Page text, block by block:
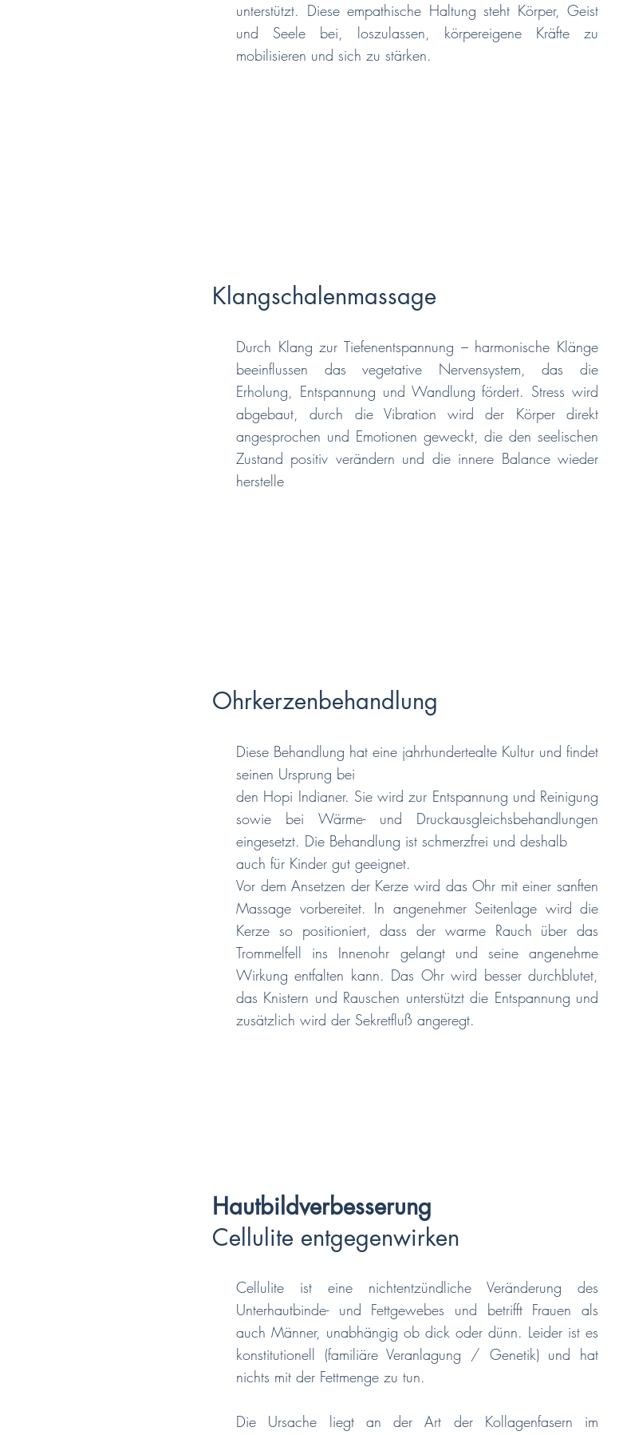
unterstützt. Diese empathische Haltung steht Körper, Geist
und Seele bei, loszulassen, körpereigene Kräfte zu
mobilisieren und sich zu stärken.
Klangschalenmassage
Durch Klang zur Tiefenentspannung – harmonische Klänge
beeinflussen das vegetative Nervensystem, das die
Erholung, Entspannung und Wandlung fördert. Stress wird
abgebaut, durch die Vibration wird der Körper direkt
angesprochen und Emotionen geweckt, die den seelischen
Zustand positiv verändern und die innere Balance wieder
herstelle
Ohrkerzenbehandlung
Diese Behandlung hat eine jahrhundertealte Kultur und findet
seinen Ursprung bei
den Hopi Indianer. Sie wird zur Entspannung und Reinigung
sowie bei Wärme- und Druckausgleichsbehandlungen
eingesetzt. Die Behandlung ist schmerzfrei und deshalb
auch für Kinder gut geeignet.
Vor dem Ansetzen der Kerze wird das Ohr mit einer sanften
Massage vorbereitet. In angenehmer Seitenlage wird die
Kerze so positioniert, dass der warme Rauch über das
Trommelfell ins Innenohr gelangt und seine angenehme
Wirkung entfalten kann. Das Ohr wird besser durchblutet,
das Knistern und Rauschen unterstützt die Entspannung und
zusätzlich wird der Sekretfluß angeregt.
Hautbildverbesserung
Cellulite entgegenwirken
Cellulite ist eine nichtentzündliche Veränderung des
Unterhautbinde- und Fettgewebes und betrifft Frauen als
auch Männer, unabhängig ob dick oder dünn. Leider ist es
konstitutionell (familiäre Veranlagung / Genetik) und hat
nichts mit der Fettmenge zu tun.
Die Ursache liegt an der Art der Kollagenfasern im